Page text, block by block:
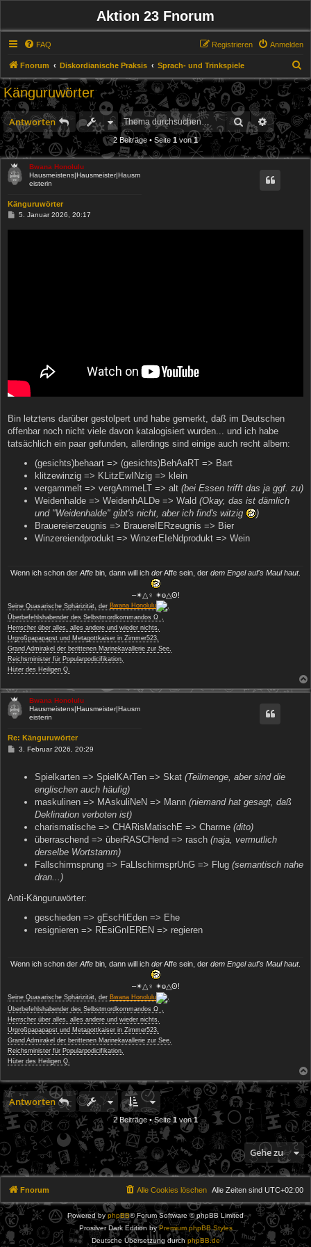
Aktion 23 Fnorum
FAQ Anmelden
Registrieren
Fnorum Diskordianische Praksis Sprach- und Trinkspiele
u
h
e
Känguruwörter
Antworten Suche
2 Beiträge • Seite 1 von1
Bwana Honolulu
Hausmeistens|Hausmeister|Hausm
eisterin
Känguruwörter
B
i
5. Januar 2026, 20:17
Bin letztens darüber gestolpert und habe gemerkt, daß im Deutschen
offenbar noch nicht viele davon katalogisiert wurden... und ich habe
tatsächlich ein paar gefunden, allerdings sind einige auch recht albern:
(gesichts)behaart => (gesichts)BehAaRT => Bart
klitzewinzig => KLitzEwINzig => klein
vergammelt => vergAmmeLT => alt (bei Essen trifft das ja ggf. zu)
Weidenhalde => WeidenhALDe => Wald (Okay, das ist dämlich
und "Weidenhalde" gibt's nicht, aber ich find's witzig
)
Brauereierzeugnis => BrauereIERzeugnis => Bier
Winzereiendprodukt => WinzerEIeNdprodukt => Wein
Wenn ich schon der Affe bin, dann will ich derAffe sein, der dem Engel auf's Maul haut.
‒✴△♀ ✴ө△ʘ!
Seine Quasarische Sphärizität, der Bwana Honolulu
Überbefehlshabender des Selbstmordkommandos Ω
−
,
Herrscher über alles, alles andere und wieder nichts,
Urgroßpapapapst und Metagottkaiser in Zimmer523,
Grand Admirakel der berittenen Marinekavallerie zur See,
Reichsminister für Popularpodicifikation,
Hüter des Heiligen Q.
Bwana Honolulu
Hausmeistens|Hausmeister|Hausm
eisterin
Re: Känguruwörter
B3. Februar 2026, 20:29
Spielkarten => SpielKArTen => Skat (Teilmenge, aber sind die
englischen auch häufig)
maskulinen => MAskuliNeN => Mann (niemand hat gesagt, daß
Deklination verboten ist)
charismatische => CHARisMatischE => Charme (dito)
überraschend => überRASCHend => rasch (naja, vermutlich
derselbe Wortstamm)
Fallschirmsprung => FaLlschirmsprUnG => Flug (semantisch nahe
dran...)
Anti-Känguruwörter:
geschieden => gEscHiEden => Ehe
resignieren => REsiGnIEREN => regieren
Wenn ich schon der Affe bin, dann will ich derAffe sein, der dem Engel auf's Maul haut.
‒✴△♀ ✴ө△ʘ!
Seine Quasarische Sphärizität, der Bwana Honolulu
,
Überbefehlshabender des Selbstmordkommandos Ω
−
Herrscher über alles, alles andere und wieder nichts,
Urgroßpapapapst und Metagottkaiser in Zimmer523,
Grand Admirakel der berittenen Marinekavallerie zur See,
Reichsminister für Popularpodicifikation,
Hüter des Heiligen Q.
Antworten
2 Beiträge • Seite1 von1
Gehe zu
Fnorum Alle Zeiten sind UTC+02:00
Alle Cookies löschen
Powered byphpBB® Forum Software © phpBB Limited
Prosilver Dark Edition byPremium phpBB Styles
Deutsche Übersetzung durchphpBB.de